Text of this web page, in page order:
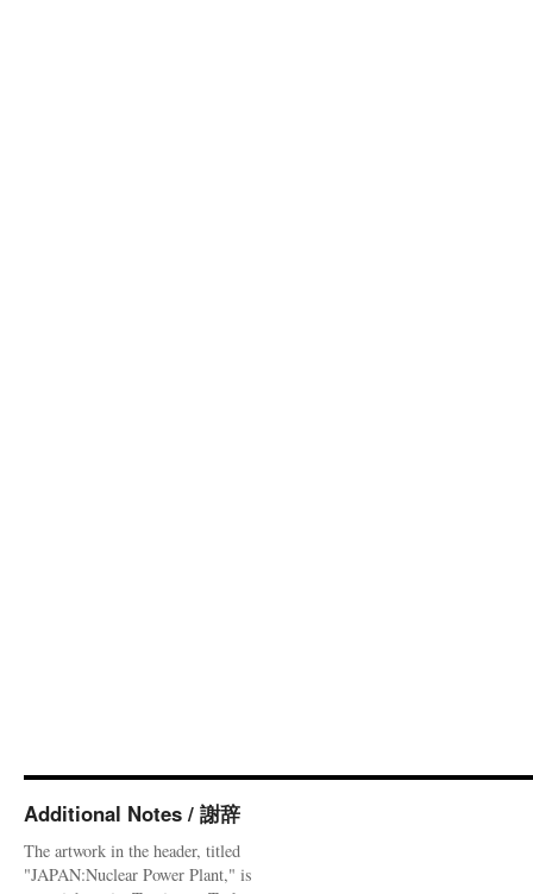
Additional Notes / 謝辞
The artwork in the header, titled
"JAPAN:Nuclear Power Plant," is